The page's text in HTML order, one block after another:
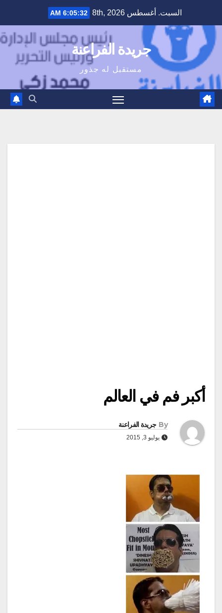
content
السبت. أغسطس 8th, 2026 6:05:32 AM
جريدة الفراعنة
مستقبل له جذور
أكبر فم في العالم
By جريدة الفراعنة
يوليو 3, 2015